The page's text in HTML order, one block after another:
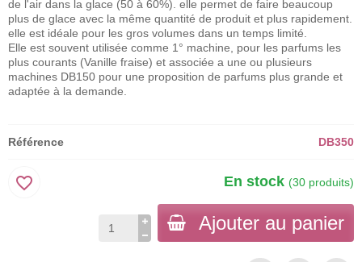
de l'air dans la glace (50 à 60%). elle permet de faire beaucoup
plus de glace avec la même quantité de produit et plus rapidement.
elle est idéale pour les gros volumes dans un temps limité.
Elle est souvent utilisée comme 1° machine, pour les parfums les
plus courants (Vanille fraise) et associée a une ou plusieurs
machines DB150 pour une proposition de parfums plus grande et
adaptée à la demande.
Référence DB350
En stock (30 produits)
Ajouter au panier
favorite_border